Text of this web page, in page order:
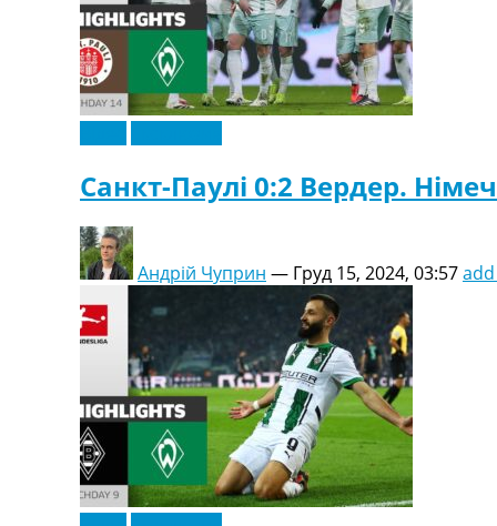
Санкт-Паулі 0:2 Вердер.
Андрій Чуприн — Груд 15, 2024, 03:57